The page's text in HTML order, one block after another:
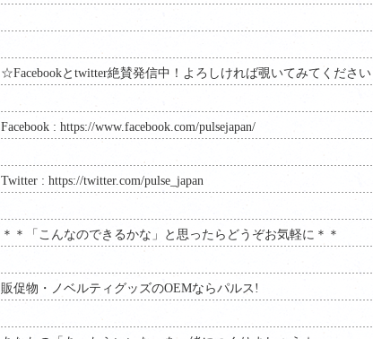
☆Facebookとtwitter絶賛発信中！よろしければ覗いてみてください
Facebook : https://www.facebook.com/pulsejapan/
Twitter : https://twitter.com/pulse_japan
＊＊「こんなのできるかな」と思ったらどうぞお気軽に＊＊
販促物・ノベルティグッズのOEMならパルス!